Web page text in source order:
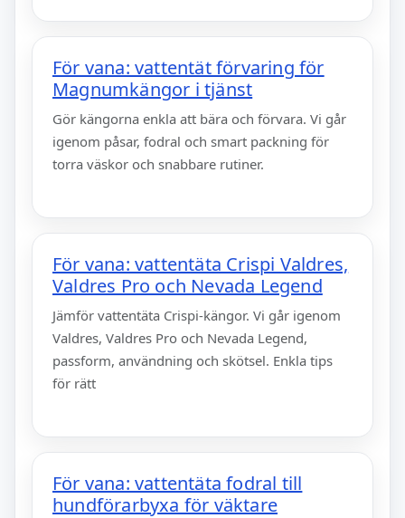
För vana: vattentät förvaring för
Magnumkängor i tjänst
Gör kängorna enkla att bära och förvara. Vi går
igenom påsar, fodral och smart packning för
torra väskor och snabbare rutiner.
För vana: vattentäta Crispi Valdres,
Valdres Pro och Nevada Legend
Jämför vattentäta Crispi-kängor. Vi går igenom
Valdres, Valdres Pro och Nevada Legend,
passform, användning och skötsel. Enkla tips
för rätt
För vana: vattentäta fodral till
hundförarbyxa för väktare